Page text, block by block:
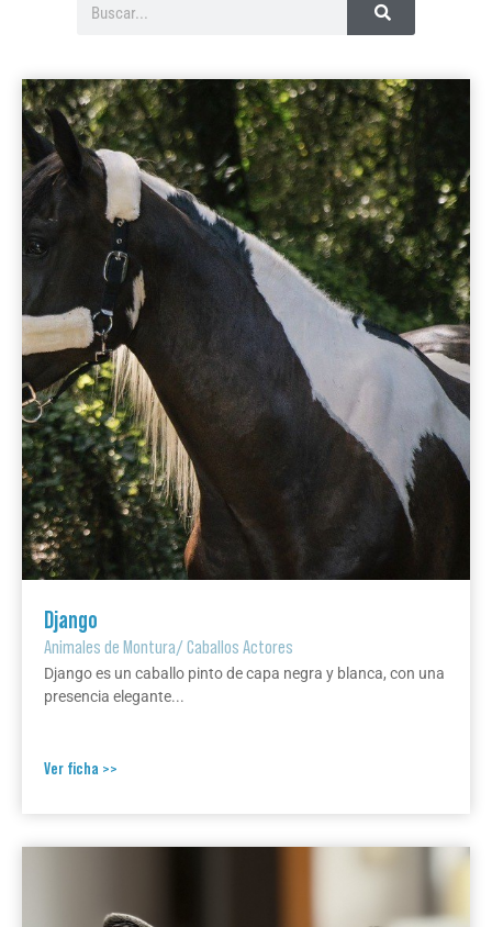
Django
Animales de Montura/Caballos Actores
Django es un caballo pinto de capa negra y blanca, con una
presencia elegante...
Ver ficha >>